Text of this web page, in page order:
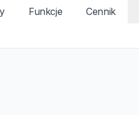
Funkcje Cennik